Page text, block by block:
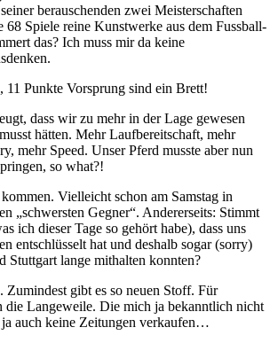
berauschenden zwei Meisterschaften
68 Spiele reine Kunstwerke aus dem Fussball-
das? Ich muss mir da keine
11 Punkte Vorsprung sind ein Brett!
dass wir zu mehr in der Lage gewesen
hätten. Mehr Laufbereitschaft, mehr
mehr Speed. Unser Pferd musste aber nun
so what?!
Vielleicht schon am Samstag in
„schwersten Gegner“. Andererseits: Stimmt
ich dieser Tage so gehört habe), dass uns
entschlüsselt hat und deshalb sogar (sorry)
Stuttgart lange mithalten konnten?
Zumindest gibt es so neuen Stoff. Für
die Langeweile. Die mich ja bekanntlich nicht
auch keine Zeitungen verkaufen…